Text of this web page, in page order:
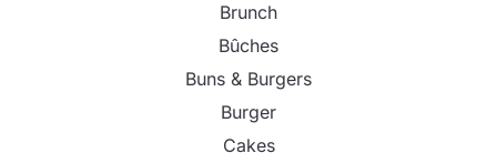
Brunch
Bûches
Buns & Burgers
Burger
Cakes